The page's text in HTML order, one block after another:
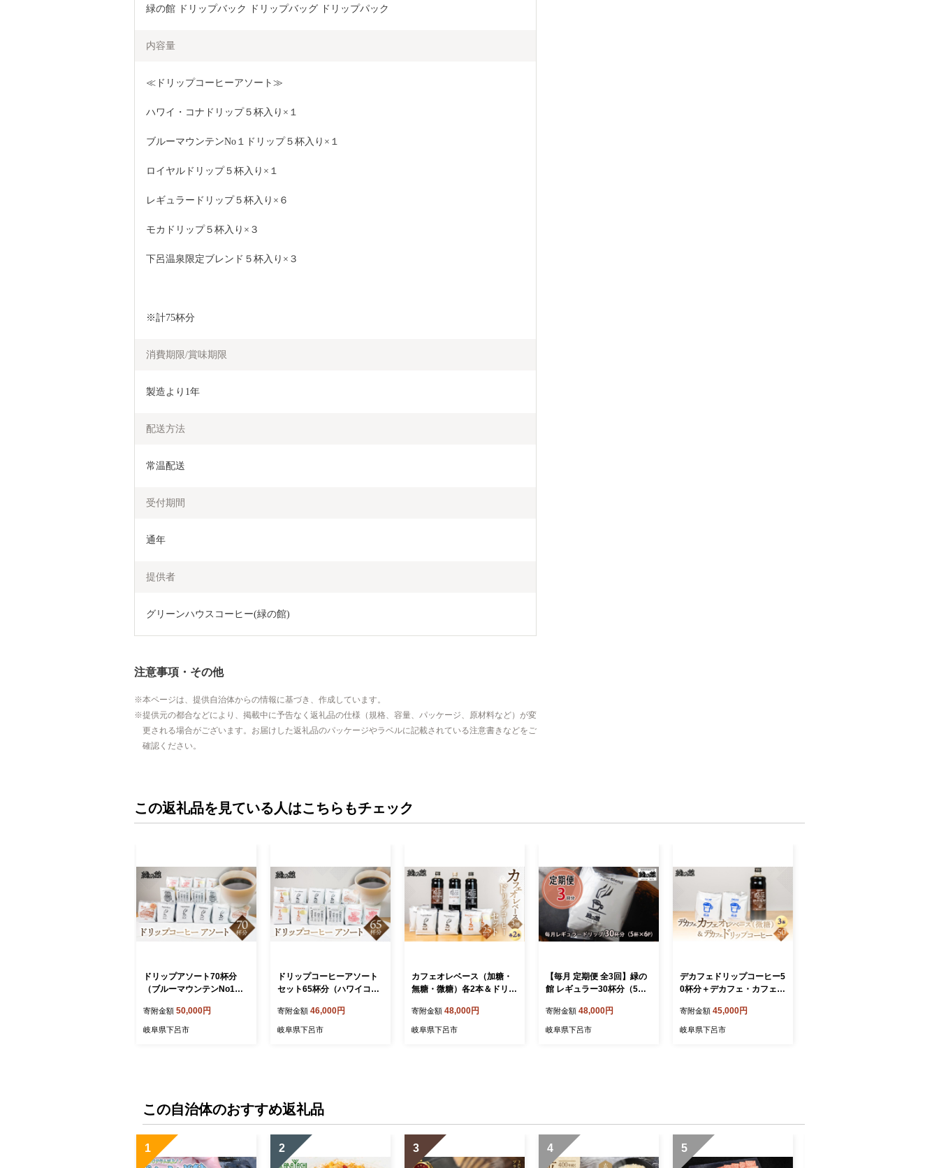
緑の館 ドリップバック ドリップバッグ ドリップパック
内容量
≪ドリップコーヒーアソート≫
ハワイ・コナドリップ５杯入り×１
ブルーマウンテンNo１ドリップ５杯入り×１
ロイヤルドリップ５杯入り×１
レギュラードリップ５杯入り×６
モカドリップ５杯入り×３
下呂温泉限定ブレンド５杯入り×３
※計75杯分
消費期限/賞味期限
製造より1年
配送方法
常温配送
受付期間
通年
提供者
グリーンハウスコーヒー(緑の館)
注意事項・その他
本ページは、提供自治体からの情報に基づき、作成しています。
提供元の都合などにより、掲載中に予告なく返礼品の仕様（規格、容量、パッケージ、原材料など）が変
更される場合がございます。お届けした返礼品のパッケージやラベルに記載されている注意書きなどをご
確認ください。
この返礼品を見ている人はこちらもチェック
ドリップアソート70杯分
（ブルーマウンテンNo1 5
2、レギュラ−5杯×4、ロイ
ヤルブレンド5杯×2、モ
グ ドリップパック
寄附金額 50,000円
岐阜県下呂市
ドリップコーヒーアソート
セット65杯分（ハワイコナ
ブレンド5杯×3、レギュラ
ーブレンド5杯×4、モカブ
寄附金額 46,000円
岐阜県下呂市
カフェオレベース（加糖・
無糖・微糖）各2本＆ドリッ
ラーブレンド5杯×3、ロイ
ヤルブレンド5杯×2）ドリ
寄附金額 48,000円
岐阜県下呂市
【毎月 定期便 全3回】緑の
館 レギュラー30杯分（5杯
コーヒー レギュラーブレン
ド 自家焙煎珈琲店 ドリップ
寄附金額 48,000円
岐阜県下呂市
デカフェドリップコーヒー5
0杯分＋デカフェ・カフェオ
珈琲 ドリップ 下呂温泉 緑
の館 カフェインレス ドリッ
寄附金額 45,000円
岐阜県下呂市
この自治体のおすすめ返礼品
1 2 3 4 5